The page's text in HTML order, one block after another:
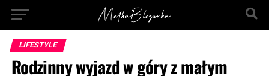
LIFESTYLE
Rodzinny wyjazd w góry z małym